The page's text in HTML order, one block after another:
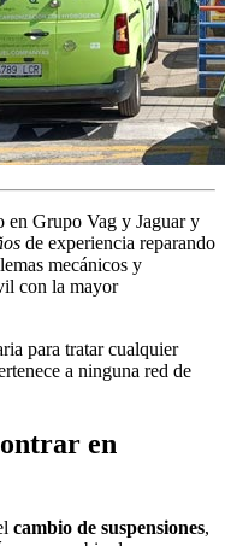
en Grupo Vag y Jaguar y
de experiencia reparando
mecánicos y
con la mayor
para tratar cualquier
a ninguna red de
en
cambio de suspensiones,